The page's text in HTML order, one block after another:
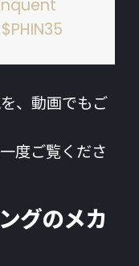
、動画でもご
度ご覧くださ
グのメカ